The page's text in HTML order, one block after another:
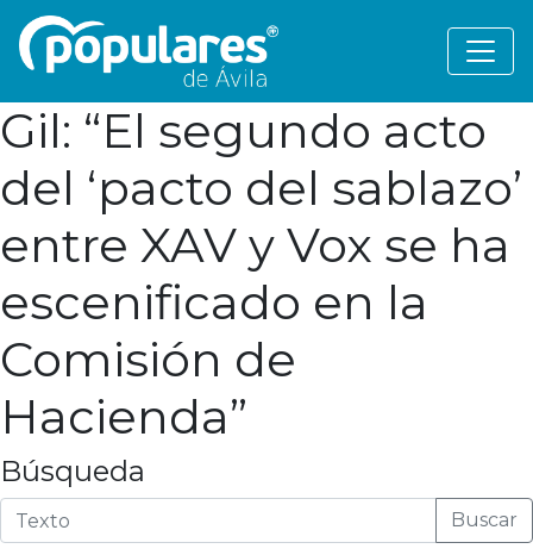
Gil: “El segundo acto
del ‘pacto del sablazo’
entre XAV y Vox se ha
escenificado en la
Comisión de
Hacienda”
Búsqueda
Buscar